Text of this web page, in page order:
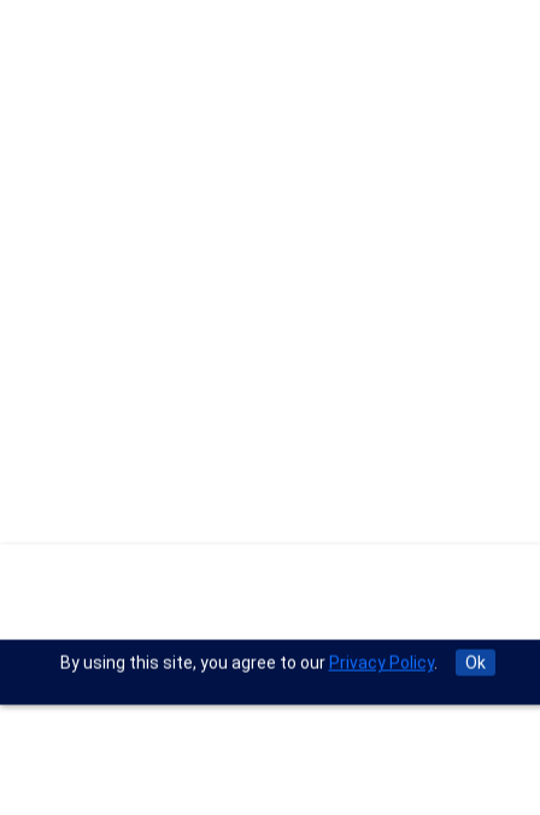
By using this site, you agree to our Privacy Policy. Ok